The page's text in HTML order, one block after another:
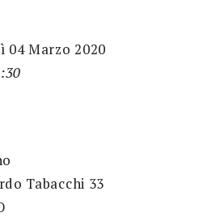
04 Marzo 2020
Tabacchi 33